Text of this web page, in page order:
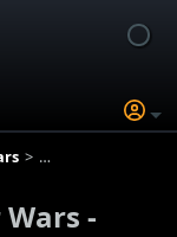
Suosituimmat
-